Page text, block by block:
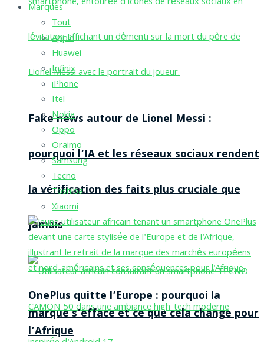
Fake news autour de Lionel Messi :
pourquoi l’IA et les réseaux sociaux rendent
la vérification des faits plus cruciale que
jamais
Marques
Tout
Apple
Huawei
Infinix
iPhone
Itel
Nokia
Oppo
Oraimo
Samsung
Tecno
Toshiba
Xiaomi
OnePlus quitte l’Europe : pourquoi la
marque s’efface et ce que cela change pour
l’Afrique